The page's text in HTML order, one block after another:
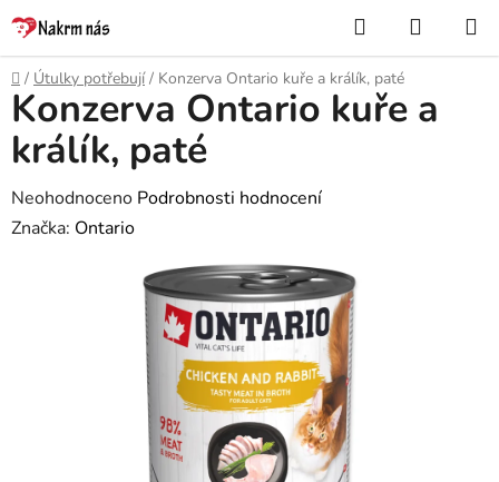
Přejít
na
obsah
Hledat
KOŠÍK
Domů
/ Útulky potřebují / Konzerva Ontario kuře a králík, paté
Konzerva Ontario kuře a
králík, paté
Průměrné
hodnocení
Neohodnoceno Podrobnosti hodnocení
Značka: Ontario